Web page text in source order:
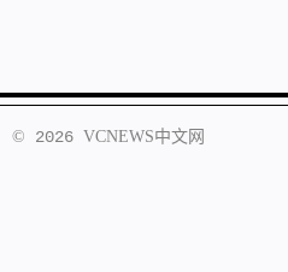
© 2026 VCNEWS中文网